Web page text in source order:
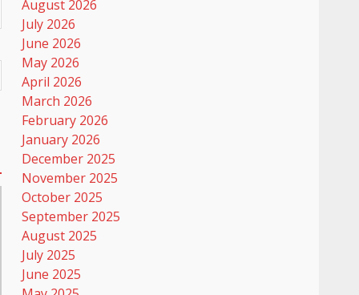
August 2026
July 2026
June 2026
May 2026
April 2026
March 2026
February 2026
January 2026
December 2025
November 2025
October 2025
September 2025
August 2025
July 2025
June 2025